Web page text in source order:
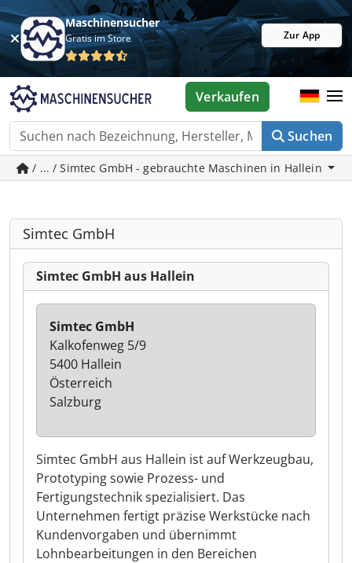
Maschinensucher
Gratis im Store Zur App
Suchen
Verkaufen
/ ... / Simtec GmbH - gebrauchte Maschinen in Hallein
Simtec GmbH
Simtec GmbH aus Hallein
Simtec GmbH aus Hallein ist auf Werkzeugbau,
Prototyping sowie Prozess- und
Fertigungstechnik spezialisiert. Das
Unternehmen fertigt präzise Werkstücke nach
Kundenvorgaben und übernimmt
Lohnbearbeitungen in den Bereichen
Simtec GmbH
Kalkofenweg 5/9
5400 Hallein
Österreich
Salzburg